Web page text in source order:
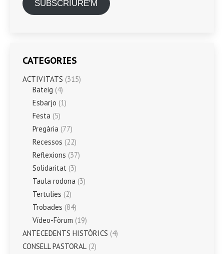
SUBSCRIURE'M
CATEGORIES
ACTIVITATS (315)
Bateig (4)
Esbarjo (1)
Festa (5)
Pregària (77)
Recessos (22)
Reflexions (37)
Solidaritat (3)
Taula rodona (3)
Tertulies (2)
Trobades (84)
Vídeo-Fòrum (19)
ANTECEDENTS HISTÒRICS (4)
CONSELL PASTORAL (2)